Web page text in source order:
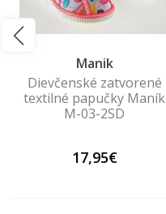
Manik
Dievčenské zatvorené
textilné papučky Maník
M-03-2SD
17,95€